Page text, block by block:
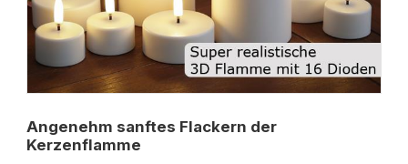
Angenehm sanftes Flackern der
Kerzenflamme